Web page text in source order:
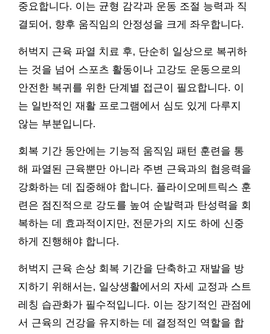
중요합니다. 이는 균형 감각과 운동 조절 능력과 직
결되어, 향후 움직임의 안정성을 크게 좌우합니다.
허벅지 근육 파열 치료 후, 단순히 일상으로 복귀하
는 것을 넘어 스포츠 활동이나 고강도 운동으로의
안전한 복귀를 위한 단계별 접근이 필요합니다. 이
는 일반적인 재활 프로그램에서 심도 있게 다루지
않는 부분입니다.
회복 기간 동안에는 기능적 움직임 패턴 훈련을 통
해 파열된 근육뿐만 아니라 주변 근육과의 협응력을
강화하는 데 집중해야 합니다. 플라이오메트릭스 훈
련은 점진적으로 강도를 높여 순발력과 탄성력을 회
복하는 데 효과적이지만, 전문가의 지도 하에 신중
하게 진행해야 합니다.
허벅지 근육 손상 회복 기간을 단축하고 재발을 방
지하기 위해서는, 일상생활에서의 자세 교정과 스트
레칭 습관화가 필수적입니다. 이는 장기적인 관점에
서 근육의 건강을 유지하는 데 결정적인 역할을 합